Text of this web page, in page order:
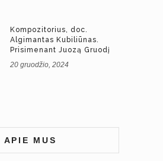
Kompozitorius, doc.
Algimantas Kubiliūnas.
Prisimenant Juozą Gruodį
20 gruodžio, 2024
APIE MUS